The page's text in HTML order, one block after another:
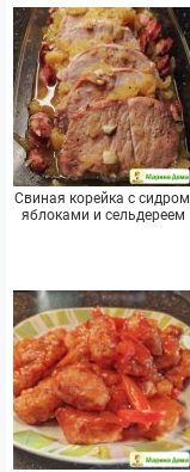
Свиная корейка с
яблоками и сельдереем